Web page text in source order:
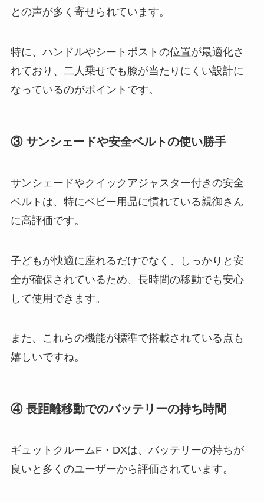
との声が多く寄せられています。
特に、ハンドルやシートポストの位置が最適化さ
れており、二人乗せでも膝が当たりにくい設計に
なっているのがポイントです​。
③ サンシェードや安全ベルトの使い勝手
サンシェードやクイックアジャスター付きの安全
ベルトは、特にベビー用品に慣れている親御さん
に高評価です。
子どもが快適に座れるだけでなく、しっかりと安
全が確保されているため、長時間の移動でも安心
して使用できます。
また、これらの機能が標準で搭載されている点も
嬉しいですね​。
④ 長距離移動でのバッテリーの持ち時間
ギュットクルームF・DXは、バッテリーの持ちが
良いと多くのユーザーから評価されています。